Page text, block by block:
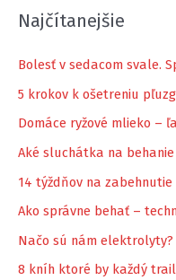
Najčítanejšie
Bolesť v sedacom svale.
5 krokov k ošetreniu
Domáce ryžové mlieko –
Aké sluchátka na
14 týždňov na
Ako správne behať –
Načo sú nám elektrolyty?
8 kníh ktoré by každý